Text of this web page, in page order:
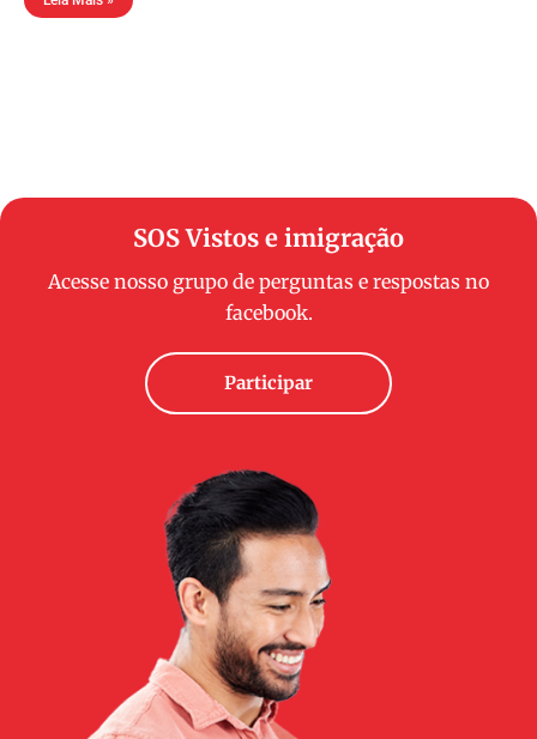
SOS Vistos e imigração
Acesse nosso grupo de perguntas e respostas no
facebook.
Participar